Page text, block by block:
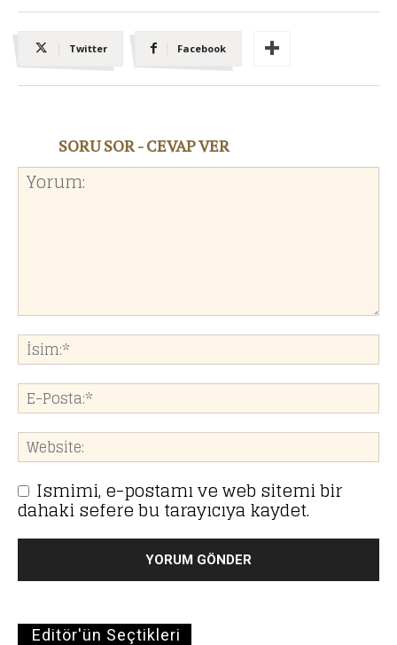
Twitter Facebook
SORU SOR - CEVAP VER
Ismimi, e-postamı ve web sitemi bir
dahaki sefere bu tarayıcıya kaydet.
Editör'ün Seçtikleri